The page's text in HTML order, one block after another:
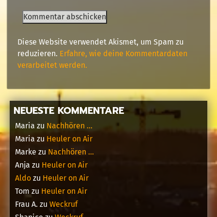
Diese Website verwendet Akismet, um Spam zu
reduzieren. Erfahre, wie deine Kommentardaten
verarbeitet werden.
NEUESTE KOMMENTARE
Maria zu Nachhören …
Maria zu Heuler on Air
Marke zu Nachhören …
Anja zu Heuler on Air
Aldo zu Heuler on Air
Tom zu Heuler on Air
Frau A. zu Weckruf